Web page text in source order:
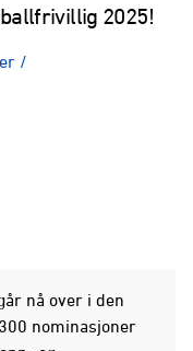
2025!
/
nå over i den
nominasjoner